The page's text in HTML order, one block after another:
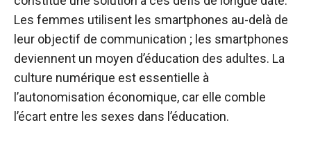
Les femmes utilisent les smartphones au-delà de
leur objectif de communication ; les smartphones
deviennent un moyen d’éducation des adultes. La
culture numérique est essentielle à
l’autonomisation économique, car elle comble
l’écart entre les sexes dans l’éducation.